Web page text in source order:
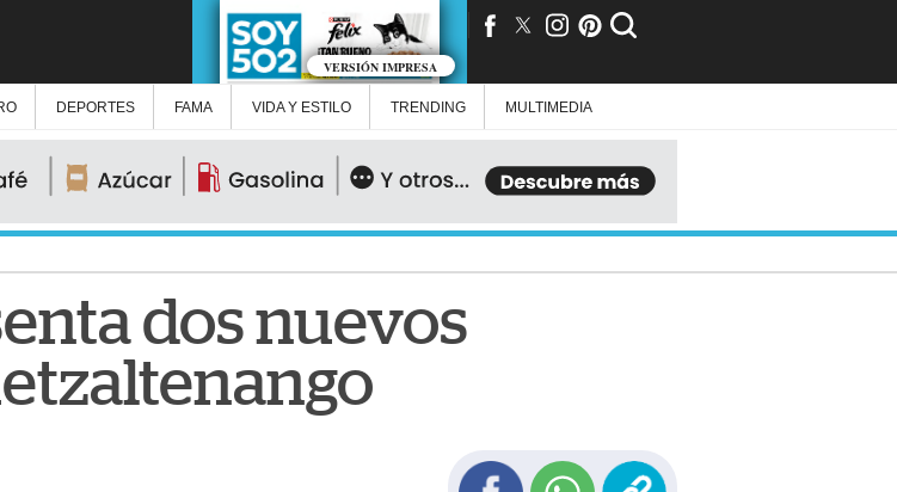
VERSIÓN IMPRESA
DEPORTES FAMA VIDA Y ESTILO TRENDING MULTIMEDIA
dos nuevos